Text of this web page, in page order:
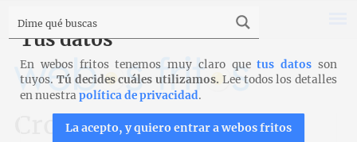
Croque cakes
Tus datos
En webos fritos tenemos muy claro quetus datos son
tuyos. Tú decides cuáles utilizamos. Lee todos los detalles
en nuestrapolítica de privacidad.
La acepto, y quiero entrar a webos fritos